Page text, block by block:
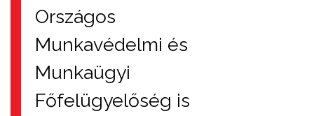
Országos
Munkavédelmi és
Munkaügyi
Főfelügyelőség is